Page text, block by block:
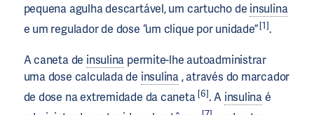
pequena agulha descartável, um cartucho de insulina
e um regulador de dose “um clique por unidade”[1].
A caneta de insulina permite-lhe autoadministrar
uma dose calculada de insulina, através do marcador
de dose na extremidade da caneta[6]. A insulinaé